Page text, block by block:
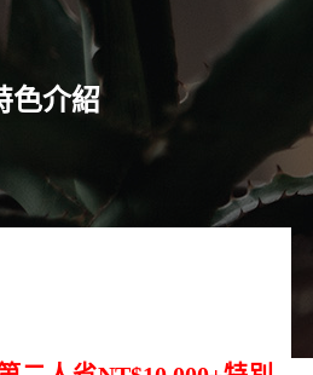
色介紹